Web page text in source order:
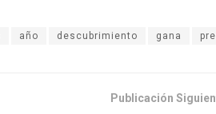
año descubrimiento gana
Publicación